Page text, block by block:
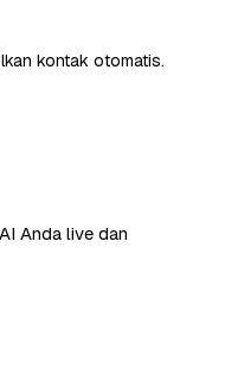
kontak otomatis.
Anda live dan